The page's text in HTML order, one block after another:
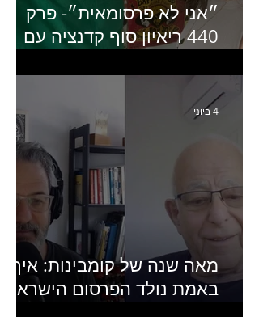
״אני לא פרסומאית״- פרק
440 ריאיון סוף קדנציה עם
מנכ״לית באומן בר ריבנאי
מאה שנה של קומבינות: איך
באמת נולד הפרסום
4 ביוני